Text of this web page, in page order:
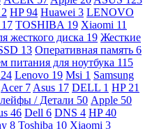
2 HP94 Huawei 3 LENOVO
17 TOSHIBA 19 Xiaomi 11
жесткого диска 19 Жесткие
13 Оперативная память 6
питания для ноутбука 115
24 Lenovo 19 Msi 1 Samsung
Acer 7 Asus 17 DELL 1 HP 21
/ Детали 50 Apple 50
46 Dell 6 DNS 4 HP40
8 Toshiba 10 Xiaomi 3